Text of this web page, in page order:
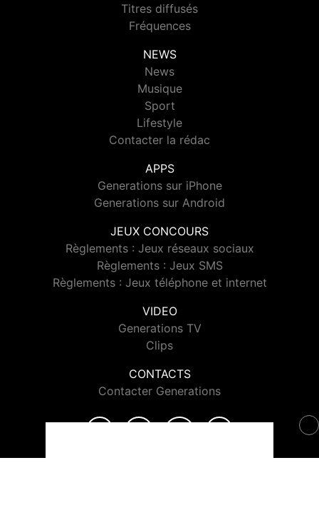
Titres diffusés
Fréquences
NEWS
News
Musique
Sport
Lifestyle
Contacter la rédac
APPS
Generations sur iPhone
Generations sur Android
JEUX CONCOURS
Règlements : Jeux réseaux sociaux
Règlements : Jeux SMS
Règlements : Jeux téléphone et internet
VIDEO
Generations TV
Clips
CONTACTS
Contacter Generations